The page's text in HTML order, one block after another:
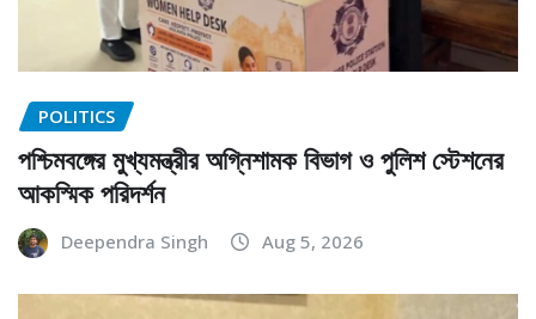
POLITICS
পশ্চিমবঙ্গের মুখ্যমন্ত্রীর অগ্নিশামক বিভাগ ও পুলিশ স্টেশনের
আকস্মিক পরিদর্শন
Deependra Singh Aug 5, 2026